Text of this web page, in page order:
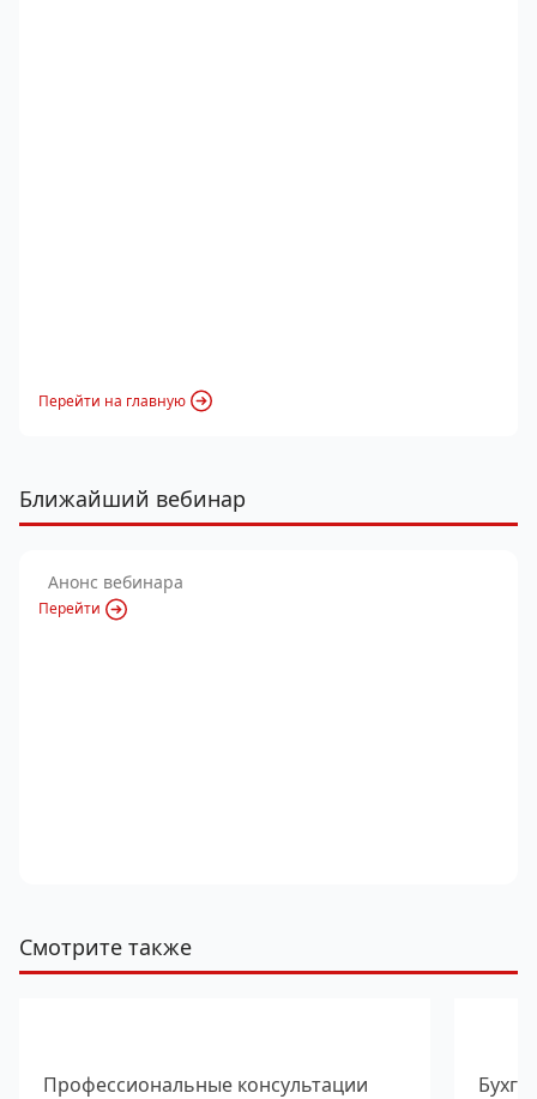
Перейти на главную
Ближайший вебинар
Анонс вебинара
Перейти
Смотрите также
Профессиональные консультации